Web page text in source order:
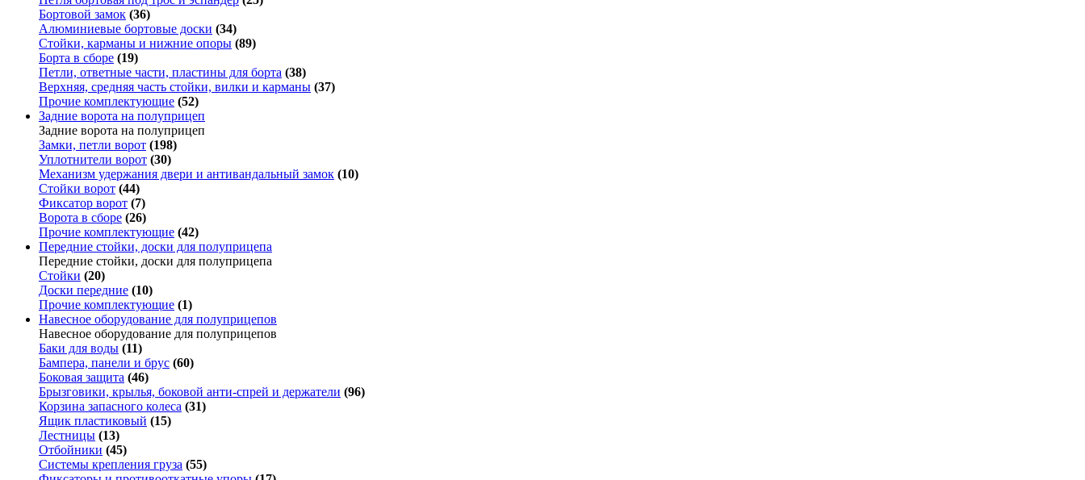
Бортовой замок (36)
Алюминиевые бортовые доски (34)
Стойки, карманы и нижние опоры (89)
Борта в сборе (19)
Петли, ответные части, пластины для борта (38)
Верхняя, средняя часть стойки, вилки и карманы (37)
Прочие комплектующие (52)
Задние ворота на полуприцеп
Задние ворота на полуприцеп
Замки, петли ворот (198)
Уплотнители ворот (30)
Механизм удержания двери и антивандальный замок (10)
Стойки ворот (44)
Фиксатор ворот (7)
Ворота в сборе (26)
Прочие комплектующие (42)
Передние стойки, доски для полуприцепа
Передние стойки, доски для полуприцепа
Стойки (20)
Доски передние (10)
Прочие комплектующие (1)
Навесное оборудование для полуприцепов
Навесное оборудование для полуприцепов
Баки для воды (11)
Бампера, панели и брус (60)
Боковая защита (46)
Брызговики, крылья, боковой анти-спрей и держатели (96)
Корзина запасного колеса (31)
Ящик пластиковый (15)
Лестницы (13)
Отбойники (45)
Системы крепления груза (55)